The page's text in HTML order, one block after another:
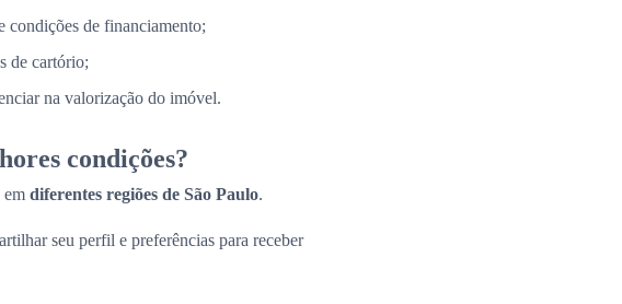
condições de financiamento;
de cartório;
na valorização do imóvel.
condições?
em diferentes regiões de São Paulo.
seu perfil e preferências para receber